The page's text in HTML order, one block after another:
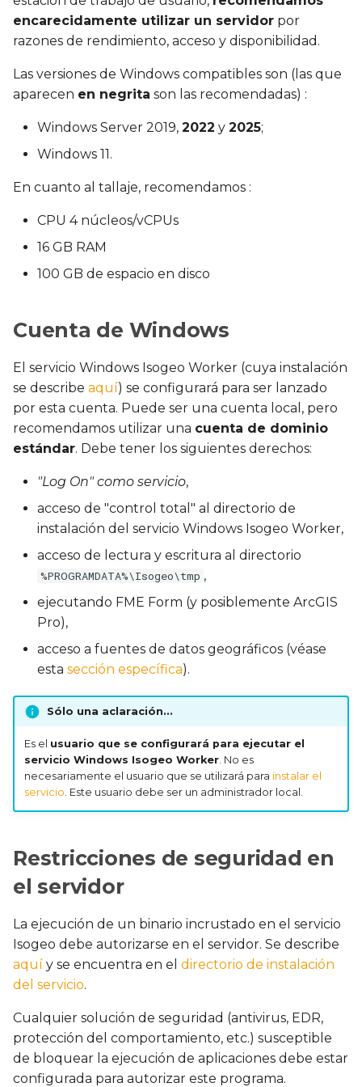
o
b
ú
u
encarecidamente utilizar un servidor por
razones de rendimiento, acceso y disponibilidad.
Las versiones de Windows compatibles son (las que
aparecen en negrita son las recomendadas) :
Windows Server 2019, 2022 y 2025;
Windows 11.
En cuanto al tallaje, recomendamos :
CPU 4 núcleos/vCPUs
16 GB RAM
100 GB de espacio en disco
Cuenta de Windows
El servicio Windows Isogeo Worker (cuya instalación
se describe aquí) se configurará para ser lanzado
por esta cuenta. Puede ser una cuenta local, pero
recomendamos utilizar una cuenta de dominio
estándar. Debe tener los siguientes derechos:
"Log On" como servicio,
acceso de "control total" al directorio de
instalación del servicio Windows Isogeo Worker,
acceso de lectura y escritura al directorio
%PROGRAMDATA%\Isogeo\tmp ,
ejecutando FME Form (y posiblemente ArcGIS
Pro),
acceso a fuentes de datos geográficos (véase
esta sección específica).
Sólo una aclaración...
Es el usuario que se configurará para ejecutar el
servicio Windows Isogeo Worker. No es
necesariamente el usuario que se utilizará para instalar el
servicio. Este usuario debe ser un administrador local.
Restricciones de seguridad en
el servidor
La ejecución de un binario incrustado en el servicio
Isogeo debe autorizarse en el servidor. Se describe
aquí y se encuentra en el directorio de instalación
del servicio.
Cualquier solución de seguridad (antivirus, EDR,
protección del comportamiento, etc.) susceptible
de bloquear la ejecución de aplicaciones debe estar
configurada para autorizar este programa.